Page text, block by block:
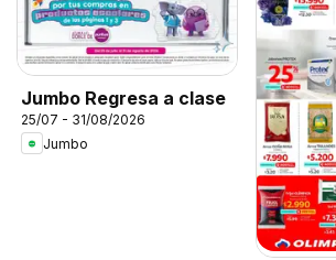
Jumbo Regresa a clase
25/07 - 31/08/2026
Jumbo